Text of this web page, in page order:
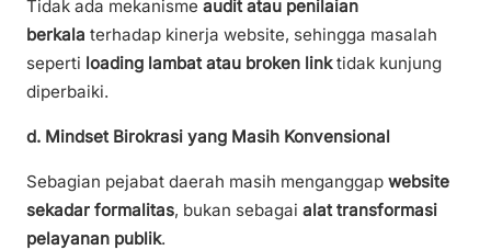
Tidak ada mekanisme audit atau penilaian
berkala terhadap kinerja website, sehingga masalah
seperti loading lambat atau broken linktidak kunjung
diperbaiki.
d. Mindset Birokrasi yang Masih Konvensional
Sebagian pejabat daerah masih menganggap website
sekadar formalitas, bukan sebagai alat transformasi
pelayanan publik.